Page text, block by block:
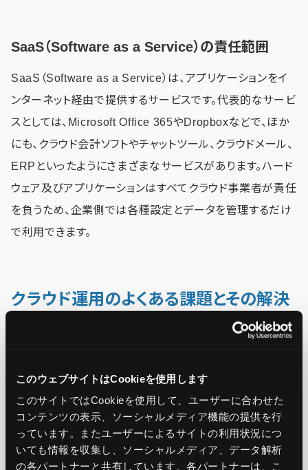
このウェブサイトはCookieを使用します
このサイトではCookieを使用して、ユーザーに合わせた
コンテンツの表示、ソーシャルメディア機能の提供を行
っています。またユーザーによるサイトの利用状況につ
いても情報を収集し、ソーシャルメディア、データ解析
の各パートナーと共有しています。各パートナーは、こ
SaaS（Software as a Service）の責任範囲
SaaS（Software as a Service）は、アプリケーションをイ
ンターネット経由で提供するサービスです。代表的なサービ
スとしては、Microsoft Office 365やDropboxなどで、ほか
にも、クラウド会計ソフトやチャットツール、クラウドメール、
ERPといったようにさまざまなサービスがあります。ハード
ウェア及びアプリケーションはすべてクラウド事業者が責任
を負うため、企業側では各種設定とデータを管理するだけ
で利用できます。
クラウド運用のよくある課題とその解決